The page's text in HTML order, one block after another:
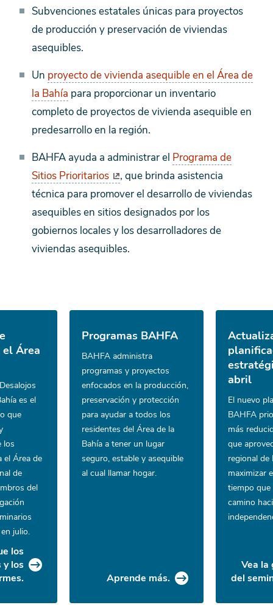
Subvenciones estatales únicas para proyectos
de producción y preservación de viviendas
asequibles.
Un proyecto de vivienda asequible en el Área de
la Bahía para proporcionar un inventario
completo de proyectos de vivienda asequible en
predesarrollo en la región.
BAHFA ayuda a administrar el Programa de
Sitios Prioritarios
, que brinda asistencia
técnica para promover el desarrollo de viviendas
asequibles en sitios designados por los
gobiernos locales y los desarrolladores de
viviendas asequibles.
Área
es el
que
los
el Área de
de
del
julio.
los
y los
Programas BAHFA
BAHFA administra
programas y proyectos
enfocados en la producción,
preservación y protección
para ayudar a todos los
residentes del Área de la
Bahía a tener un lugar
seguro, estable y asequible
al cual llamar hogar.
Aprende más.
abril
El nuevo
BAHFA
más
que
regional de
maximizar
tiempo
camino
Vea la
del